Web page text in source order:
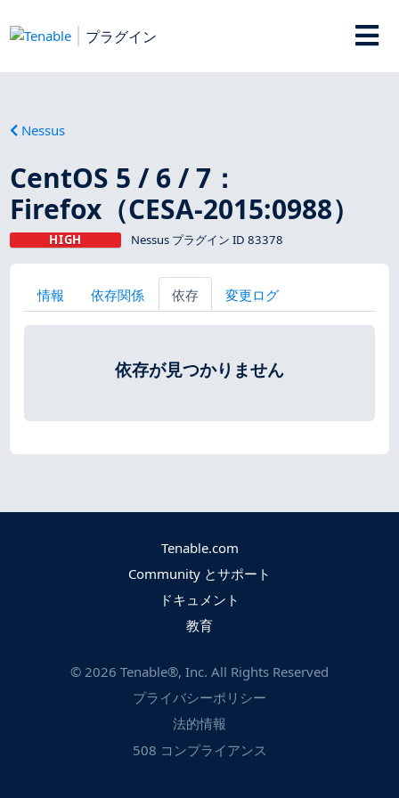
プラグイン
Nessus
CentOS 5 / 6 / 7：
Firefox（CESA-2015:0988）
HIGH Nessus プラグイン ID 83378
情報 依存関係 依存 変更ログ
依存が見つかりません
Tenable.com
Community とサポート
ドキュメント
教育
© 2026 Tenable®, Inc. All Rights Reserved
プライバシーポリシー
法的情報
508 コンプライアンス